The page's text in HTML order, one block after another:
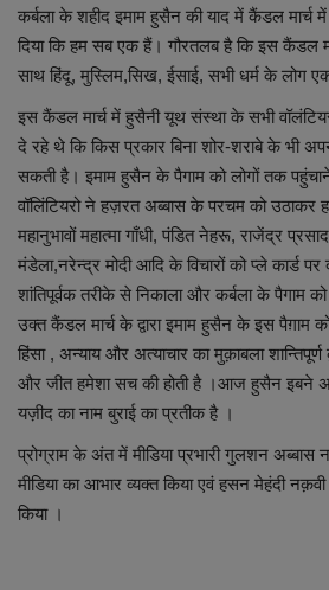
लाइफस्टाइल
Our Team
Contact us :
About us
Advertise with us
E-Paper
कर्बला के शहीद इमाम हुसैन की याद में कैंडल मार्च
दिया कि हम सब एक हैं। गौरतलब है कि इस कैंडल
साथ हिंदू, मुस्लिम,सिख, ईसाई, सभी धर्म के लोग
इस कैंडल मार्च में हुसैनी यूथ संस्था के सभी
दे रहे थे कि किस प्रकार बिना शोर-शराबे के भी
सकती है। इमाम हुसैन के पैगाम को लोगों तक
वॉलिंटियरो ने हज़रत अब्बास के परचम को उठाकर
महानुभावों महात्मा गाँधी, पंडित नेहरू, राजेंद्र
मंडेला,नरेन्द्र मोदी आदि के विचारों को प्ले कार्ड पर
शांतिपूर्वक तरीके से निकाला और कर्बला के पैगाम
उक्त कैंडल मार्च के द्वारा इमाम हुसैन के इस पैग़ाम
हिंसा , अन्याय और अत्याचार का मुक़ाबला
और जीत हमेशा सच की होती है ।आज हुसैन इबने
यज़ीद का नाम बुराई का प्रतीक है ।
प्रोग्राम के अंत में मीडिया प्रभारी गुलशन
मीडिया का आभार व्यक्त किया एवं हसन मेहंदी
किया ।